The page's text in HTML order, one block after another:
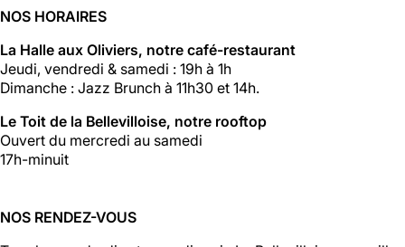
NOS HORAIRES
La Halle aux Oliviers, notre café-restaurant
Jeudi, vendredi & samedi : 19h à 1h
Dimanche : Jazz Brunch à 11h30 et 14h.
Le Toit de la Bellevilloise, notre rooftop
Ouvert du mercredi au samedi
17h-minuit
NOS RENDEZ-VOUS